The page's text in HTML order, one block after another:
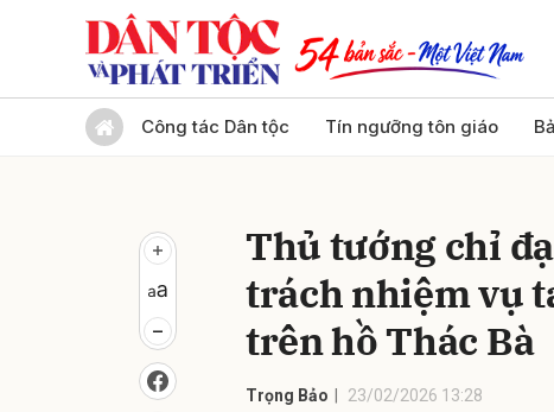
Công tác Dân tộc Tín ngưỡng tôn giáo
Thủ tướng chỉ
trách nhiệm vụ
trên hồ Thác Bà
Trọng Bảo 23/02/2026 13:28
Gửi